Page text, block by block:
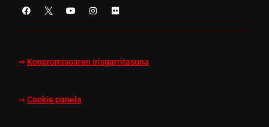
⇒ Konpromisoaren irisgarritasuna
⇒ Cookie panela